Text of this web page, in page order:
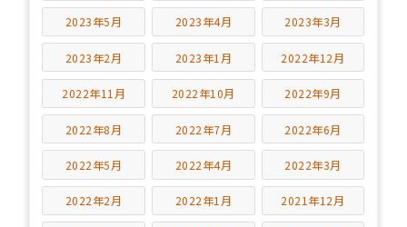
2023年5月 2023年4月 2023年3月
2023年2月 2023年1月 2022年12月
2022年11月 2022年10月 2022年9月
2022年8月 2022年7月 2022年6月
2022年5月 2022年4月 2022年3月
2022年2月 2022年1月 2021年12月